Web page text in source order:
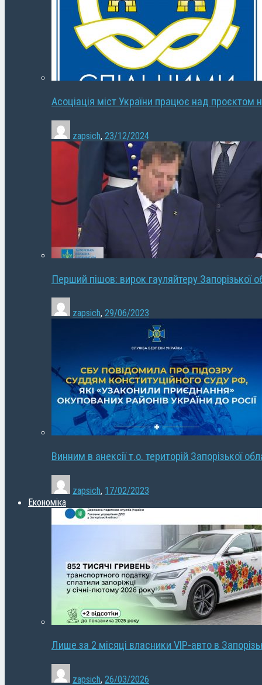
Асоціація міст України працює над проєктом
zapsich, 23/12/2024
Перший пішов: вирок гауляйтеру Запорізької
zapsich, 29/06/2023
Винним в анексії т.о. територій Запорізької
zapsich, 17/02/2023
Економіка
Лише за 2 місяці власники VIP-авто в
zapsich, 26/03/2026